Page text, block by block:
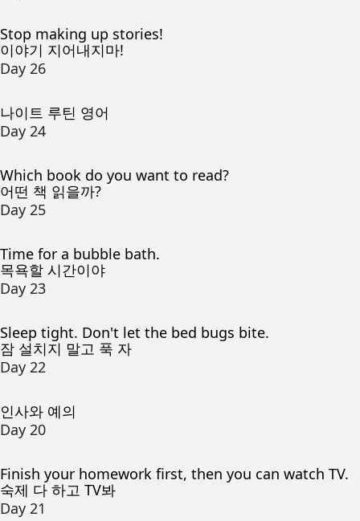
Stop making up stories!
이야기 지어내지마!
Day 26
나이트 루틴 영어
Day 24
Which book do you want to read?
어떤 책 읽을까?
Day 25
Time for a bubble bath.
목욕할 시간이야
Day 23
Sleep tight. Don't let the bed bugs bite.
잠 설치지 말고 푹 자
Day 22
인사와 예의
Day 20
Finish your homework first, then you can watch TV.
숙제 다 하고 TV봐
Day 21